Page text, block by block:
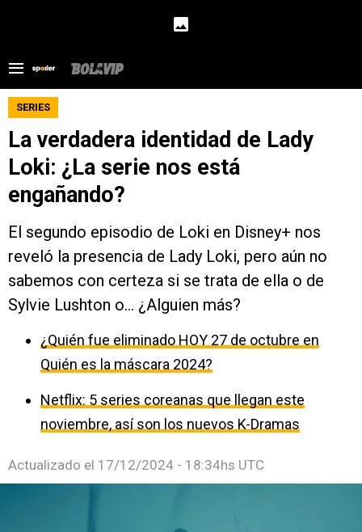
SERIES
La verdadera identidad de Lady
Loki: ¿La serie nos está
engañando?
El segundo episodio de Loki en Disney+ nos
reveló la presencia de Lady Loki, pero aún no
sabemos con certeza si se trata de ella o de
Sylvie Lushton o... ¿Alguien más?
¿Quién fue eliminado HOY 27 de octubre en
Quién es la máscara 2024?
Netflix: 5 series coreanas que llegan este
noviembre, así son los nuevos K-Dramas
Actualizado el 17/12/2024 - 18:34hs UTC